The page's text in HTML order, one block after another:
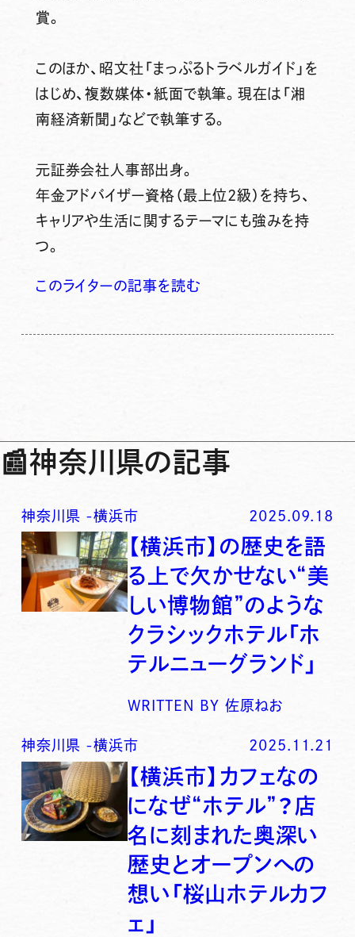
賞。
このほか、昭文社「まっぷるトラベルガイド」を
はじめ、複数媒体・紙面で執筆。現在は「湘
南経済新聞」などで執筆する。
元証券会社人事部出身。
年金アドバイザー資格（最上位2級）を持ち、
キャリアや生活に関するテーマにも強みを持
つ。
このライターの記事を読む
📰神奈川県の記事
神奈川県 -横浜市 2025.09.18
【横浜市】の歴史を語
る上で欠かせない“美
しい博物館”のような
クラシックホテル「ホ
テルニューグランド」
WRITTEN BY 佐原ねお
神奈川県 -横浜市 2025.11.21
【横浜市】カフェなの
になぜ“ホテル”？店
名に刻まれた奥深い
歴史とオープンへの
想い「桜山ホテルカフ
ェ」